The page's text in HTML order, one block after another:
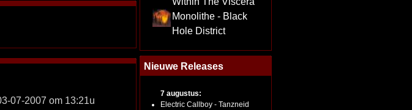
07-2007 om 13:21u
Monolithe - Black
Hole District
Nieuwe Releases
7 augustus:
Electric Callboy - Tanzneid